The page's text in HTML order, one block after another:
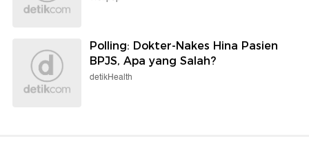
Polling: Dokter-Nakes Hina Pasien
BPJS, Apa yang Salah?
detikHealth